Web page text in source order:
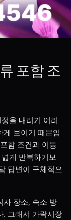
포함 조
을 내리기 어려
게 보이기 때문입
함 조건과 이동
게 반복하기보
답변이 구체적으
사 장소, 숙소 방
. 그래서 가락시장